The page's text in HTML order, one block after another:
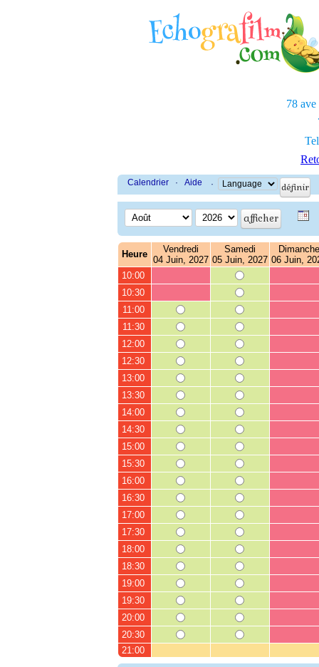
78 ave
Calendrier · Aide ·
Heure
Vendredi
04 Juin, 2027
Samedi
05 Juin, 2027
Dimanche
06 Juin,
10:00
10:30
11:00
11:30
12:00
12:30
13:00
13:30
14:00
14:30
15:00
15:30
16:00
16:30
17:00
17:30
18:00
18:30
19:00
19:30
20:00
20:30
21:00